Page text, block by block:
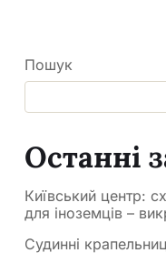
Пошук
Останні
Київський центр:
для іноземців –
Судинні